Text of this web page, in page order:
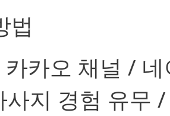
법
카오 채널 /
사지 경험 유무